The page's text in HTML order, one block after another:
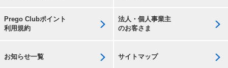
Prego Clubポイント
利用規約
法人・個人事業主
のお客さま
お知らせ一覧 サイトマップ